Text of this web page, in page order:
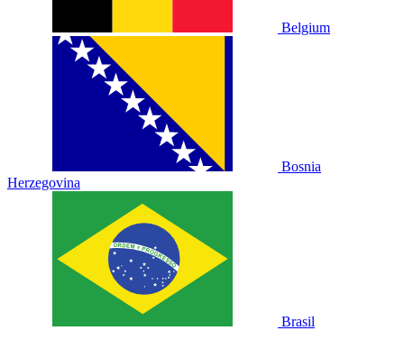
Belgium
Bosnia
Herzegovina
Brasil